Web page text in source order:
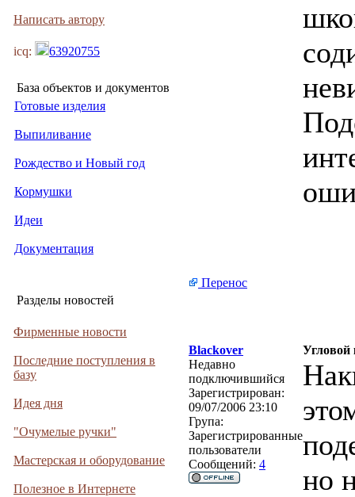
Написать автору
icq: 63920755
База объектов и документов
Готовые изделия
Выпиливание
Рождество и Новый год
Кормушки
Идеи
Документация
Разделы новостей
Фирменные новости
Последние поступления в
базу
Идея дня
"Очумелые ручки"
Мастерская и оборудование
Полезное в Интернете
Перенос
Blackover
Угловой
Недавно
подключившийся
Зарегистрирован:
09/07/2006 23:10
Група:
Зарегистрированные
пользователи
Сообщений: 4
но